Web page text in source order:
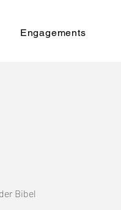
Engagements
Bibel